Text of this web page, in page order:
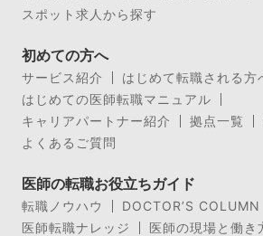
スポット求人から探す
初めての方へ
サービス紹介
はじめて転職される方
はじめての医師転職マニュアル
キャリアパートナー紹介
拠点一覧
よくあるご質問
医師の転職お役立ちガイド
転職ノウハウ
DOCTOR’S COLUMN
医師転職ナレッジ
医師の現場と働き